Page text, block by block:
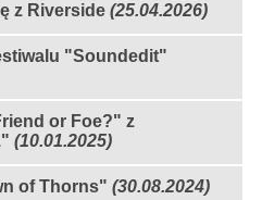
z Riverside (25.04.2026)
"Soundedit"
or Foe?" z
(10.01.2025)
of Thorns" (30.08.2024)